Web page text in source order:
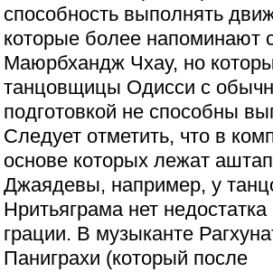
способность выполнять
которые более напоминают
Маюрбхандж Чхау, но
танцовщицы Одисси с
подготовкой не способны
Следует отметить, что в
основе которых лежат
Джаядевы, например, у
Нритьяграма нет
грации. В музыканте
Паниграхи (который после